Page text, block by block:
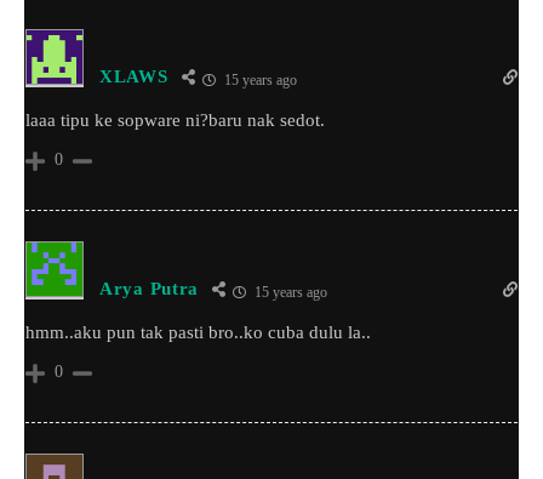
XLAWS 15 years ago
laaa tipu ke sopware ni?baru nak sedot.
0
Arya Putra 15 years ago
hmm..aku pun tak pasti bro..ko cuba dulu la..
0